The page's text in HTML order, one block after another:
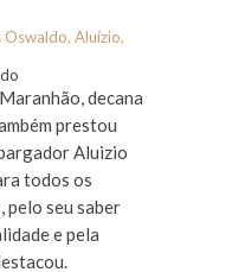
decana
prestou
Aluizio
todos os
pelo seu saber
e pela